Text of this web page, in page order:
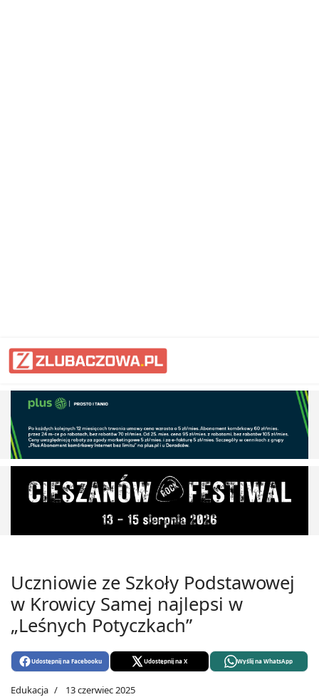
Uczniowie ze Szkoły Podstawowej
w Krowicy Samej najlepsi w
„Leśnych Potyczkach”
Udostępnij na Facebooku Udostępnij na X Wyślij na WhatsApp
Edukacja 13 czerwiec 2025